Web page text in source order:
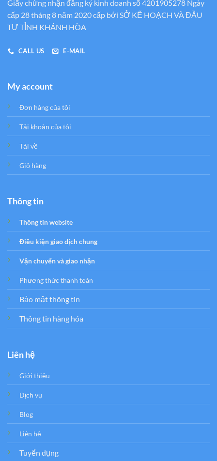
Giấy chứng nhận đăng ký kinh doanh số 4201905278 Ngày
cấp 28 tháng 8 năm 2020 cấp bới SỞ KẾ HOẠCH VÀ ĐẦU
TƯ TỈNH KHÁNH HÒA
CALL US E-MAIL
My account
Đơn hàng của tôi
Tải khoản của tôi
Tải về
Giỏ hàng
Thông tin
Thông tin website
Điều kiện giao dịch chung
Vận chuyển và giao nhận
Phương thức thanh toán
Bảo mật thông tin
Thông tin hàng hóa
Liên hệ
Giới thiệu
Dịch vụ
Blog
Liên hệ
Tuyển dụng